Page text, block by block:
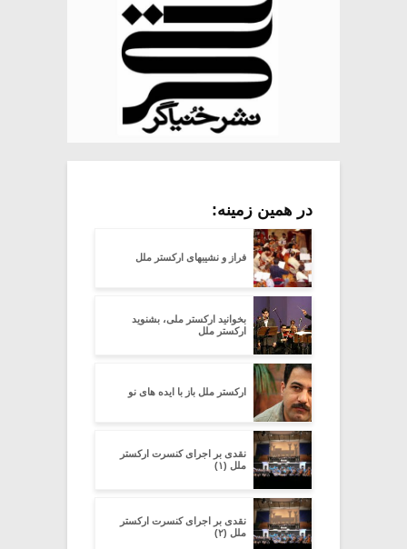
در همین زمینه:
فراز و نشیبهای ارکستر ملل
بخوانید ارکستر ملی، بشنوید
ارکستر ملل
ارکستر ملل باز با ایده های نو
نقدی بر اجرای کنسرت ارکستر
ملل (۱)
نقدی بر اجرای کنسرت ارکستر
ملل (۲)